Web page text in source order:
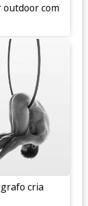
com
cria